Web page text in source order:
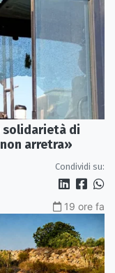
solidarietà di
arretra»
Condividi su:
19 ore fa